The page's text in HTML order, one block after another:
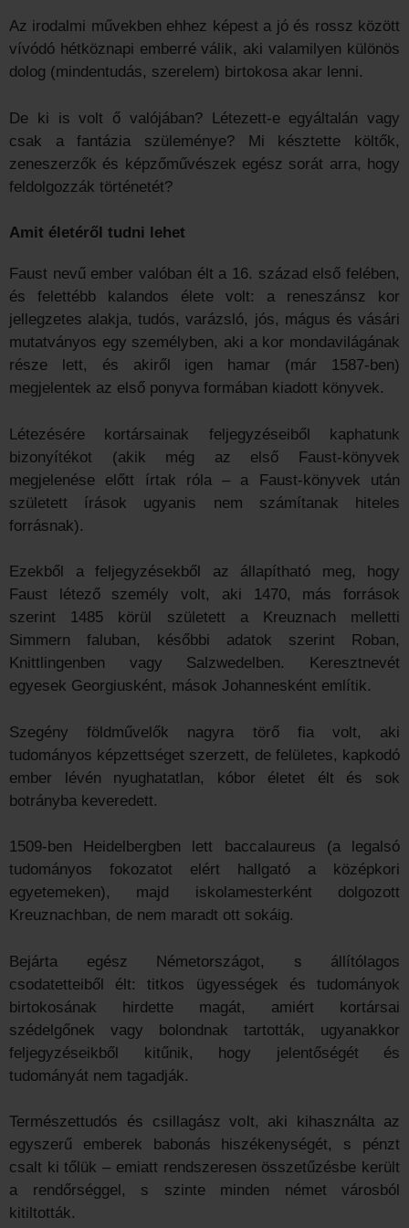
Az irodalmi művekben ehhez képest a jó és rossz között
vívódó hétköznapi emberré válik, aki valamilyen különös
dolog (mindentudás, szerelem) birtokosa akar lenni.
De ki is volt ő valójában? Létezett-e egyáltalán vagy
csak a fantázia szüleménye? Mi késztette költők,
zeneszerzők és képzőművészek egész sorát arra, hogy
feldolgozzák történetét?
Amit életéről tudni lehet
Faust nevű ember valóban élt a 16. század első felében,
és felettébb kalandos élete volt: a reneszánsz kor
jellegzetes alakja, tudós, varázsló, jós, mágus és vásári
mutatványos egy személyben, aki a kor mondavilágának
része lett, és akiről igen hamar (már 1587-ben)
megjelentek az első ponyva formában kiadott könyvek.
Létezésére kortársainak feljegyzéseiből kaphatunk
bizonyítékot (akik még az első Faust-könyvek
megjelenése előtt írtak róla – a Faust-könyvek után
született írások ugyanis nem számítanak hiteles
forrásnak).
Ezekből a feljegyzésekből az állapítható meg, hogy
Faust létező személy volt, aki 1470, más források
szerint 1485 körül született a Kreuznach melletti
Simmern faluban, későbbi adatok szerint Roban,
Knittlingenben vagy Salzwedelben. Keresztnevét
egyesek Georgiusként, mások Johannesként említik.
Szegény földművelők nagyra törő fia volt, aki
tudományos képzettséget szerzett, de felületes, kapkodó
ember lévén nyughatatlan, kóbor életet élt és sok
botrányba keveredett.
1509-ben Heidelbergben lett baccalaureus (a legalsó
tudományos fokozatot elért hallgató a középkori
egyetemeken), majd iskolamesterként dolgozott
Kreuznachban, de nem maradt ott sokáig.
Bejárta egész Németországot, s állítólagos
csodatetteiből élt: titkos ügyességek és tudományok
birtokosának hirdette magát, amiért kortársai
szédelgőnek vagy bolondnak tartották, ugyanakkor
feljegyzéseikből kitűnik, hogy jelentőségét és
tudományát nem tagadják.
Természettudós és csillagász volt, aki kihasználta az
egyszerű emberek babonás hiszékenységét, s pénzt
csalt ki tőlük – emiatt rendszeresen összetűzésbe került
a rendőrséggel, s szinte minden német városból
kitiltották.